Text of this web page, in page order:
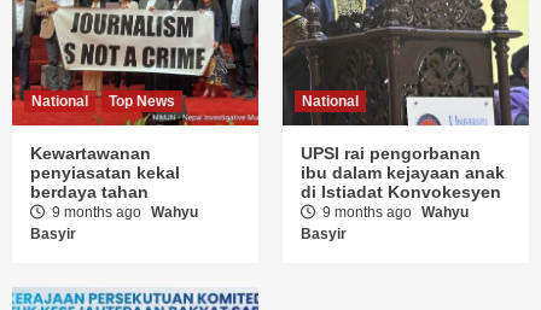
National Top News
Kewartawanan
penyiasatan kekal
berdaya tahan
9 months ago Wahyu
Basyir
National
UPSI rai pengorbanan
ibu dalam kejayaan anak
di Istiadat Konvokesyen
9 months ago Wahyu
Basyir